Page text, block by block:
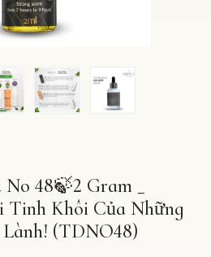
48🍃2 Gram _
Khôi Của Những
(TDNO48)